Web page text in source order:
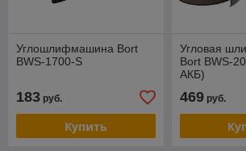
Углошлифмашина Bort
BWS-1700-S
183 руб.
Купить
Угловая
Bort BWS-
АКБ)
469руб.